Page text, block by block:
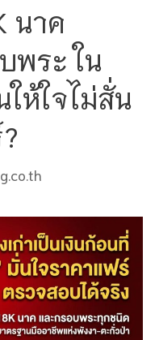
นาค
พระ ใน
ห้ใจไม่สั่น